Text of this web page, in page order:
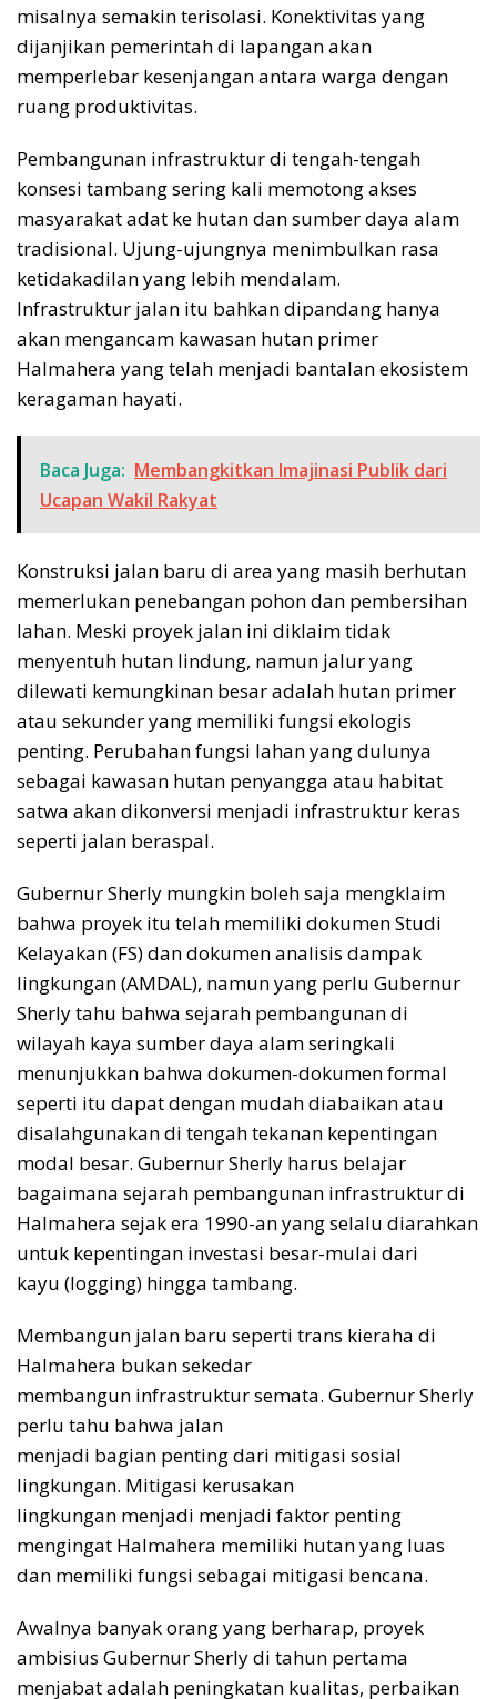
misalnya semakin terisolasi. Konektivitas yang
dijanjikan pemerintah di lapangan akan
memperlebar kesenjangan antara warga dengan
ruang produktivitas.
Pembangunan infrastruktur di tengah-tengah
konsesi tambang sering kali memotong akses
masyarakat adat ke hutan dan sumber daya alam
tradisional. Ujung-ujungnya menimbulkan rasa
ketidakadilan yang lebih mendalam.
Infrastruktur jalan itu bahkan dipandang hanya
akan mengancam kawasan hutan primer
Halmahera yang telah menjadi bantalan ekosistem
keragaman hayati.
Baca Juga: Membangkitkan Imajinasi Publik dari
Ucapan Wakil Rakyat
Konstruksi jalan baru di area yang masih berhutan
memerlukan penebangan pohon dan pembersihan
lahan. Meski proyek jalan ini diklaim tidak
menyentuh hutan lindung, namun jalur yang
dilewati kemungkinan besar adalah hutan primer
atau sekunder yang memiliki fungsi ekologis
penting. Perubahan fungsi lahan yang dulunya
sebagai kawasan hutan penyangga atau habitat
satwa akan dikonversi menjadi infrastruktur keras
seperti jalan beraspal.
Gubernur Sherly mungkin boleh saja mengklaim
bahwa proyek itu telah memiliki dokumen Studi
Kelayakan (FS) dan dokumen analisis dampak
lingkungan (AMDAL), namun yang perlu Gubernur
Sherly tahu bahwa sejarah pembangunan di
wilayah kaya sumber daya alam seringkali
menunjukkan bahwa dokumen-dokumen formal
seperti itu dapat dengan mudah diabaikan atau
disalahgunakan di tengah tekanan kepentingan
modal besar. Gubernur Sherly harus belajar
bagaimana sejarah pembangunan infrastruktur di
Halmahera sejak era 1990-an yang selalu diarahkan
untuk kepentingan investasi besar-mulai dari
kayu (logging) hingga tambang.
Membangun jalan baru seperti trans kieraha di
Halmahera bukan sekedar
membangun infrastruktur semata. Gubernur Sherly
perlu tahu bahwa jalan
menjadi bagian penting dari mitigasi sosial
lingkungan. Mitigasi kerusakan
lingkungan menjadi menjadi faktor penting
mengingat Halmahera memiliki hutan yang luas
dan memiliki fungsi sebagai mitigasi bencana.
Awalnya banyak orang yang berharap, proyek
ambisius Gubernur Sherly di tahun pertama
menjabat adalah peningkatan kualitas, perbaikan